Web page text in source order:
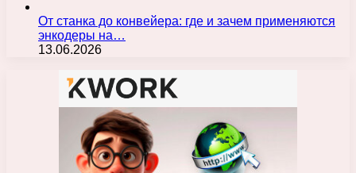
От станка до конвейера: где и зачем применяются
энкодеры на…
13.06.2026